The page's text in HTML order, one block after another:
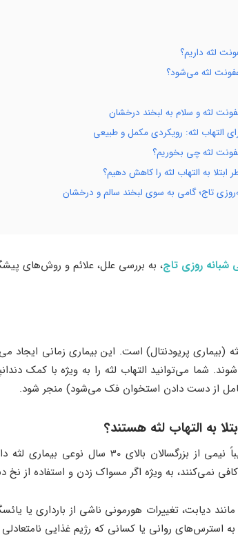
لثه داریم؟
لثه می‌شود؟
لثه‌ و سلام به لبخند درخشان
التهاب لثه: رویکردی مکمل و طبیعی
لثه چی بخوریم؟
ابتلا به التهاب لثه را کاهش دهیم؟
تاج؛ گامی به سوی لبخند سالم و درخشان
شبانه‌ روزی تاج، به بررسی علل، علائم و روش‌های
لثه (بیماری پریودنتال) است. این بیماری زمانی
شما می‌توانید التهاب لثه را به ویژه با کمک
از دست دادن استخوان فک می‌شود) منجر شود.
به التهاب لثه هستند؟
التهاب لثه بسیار شایع است. تقریباً
نمی‌کنند، به ویژه اگر مسواک زدن و استفاده از نخ
دیابت، تغییرات هورمونی ناشی از بارداری یا
استرس‌های روانی یا کسانی که رژیم غذایی